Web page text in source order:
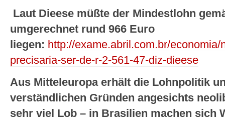
Laut Dieese müßte der Mindestlohn
umgerechnet rund 966 Euro
liegen: http://exame.abril.com.br/
precisaria-ser-de-r-2-561-47-diz-dieese
Aus Mitteleuropa erhält die Lohnpolitik
verständlichen Gründen angesichts
sehr viel Lob – in Brasilien machen sich